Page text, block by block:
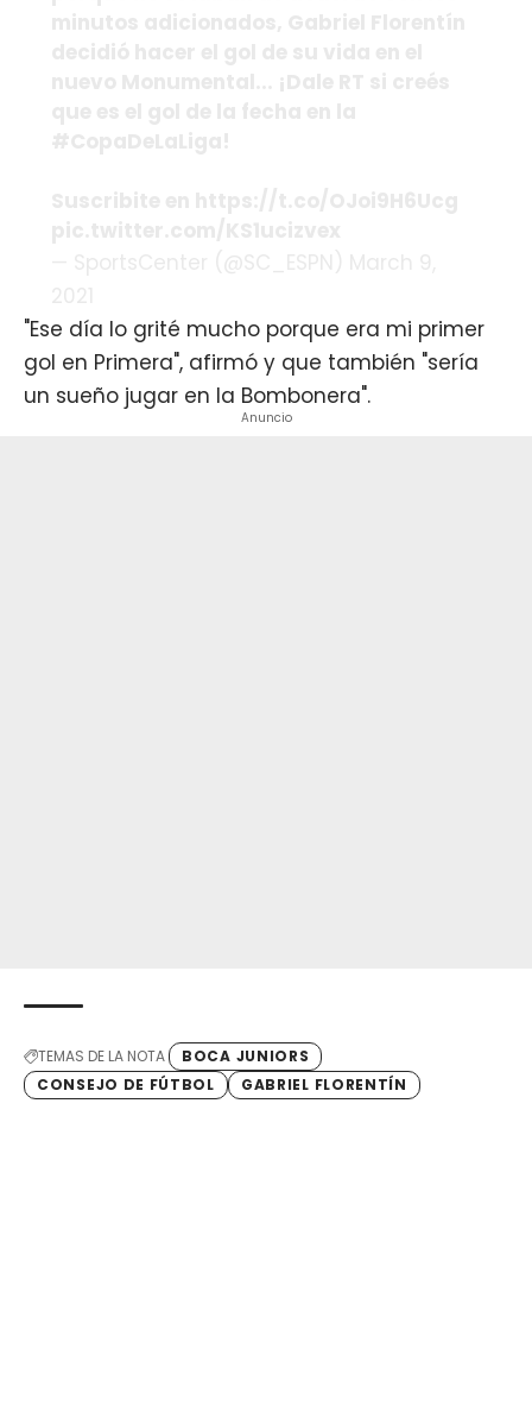
"Ese día lo grité mucho porque era mi primer
gol en Primera", afirmó y que también "sería
un sueño jugar en la Bombonera".
Anuncio
TEMAS DE LA NOTA
BOCA JUNIORS
CONSEJO DE FÚTBOL
GABRIEL FLORENTÍN